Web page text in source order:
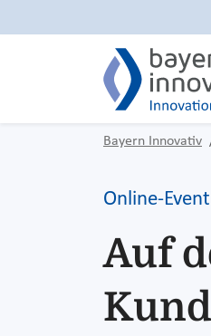
Bayern Innovativ
Online-Event
Auf